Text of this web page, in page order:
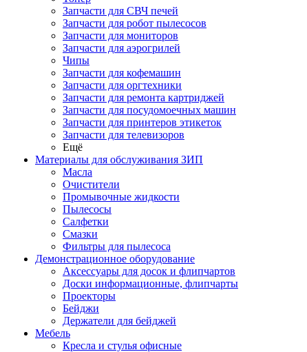
Запчасти для СВЧ печей
Запчасти для робот пылесосов
Запчасти для мониторов
Запчасти для аэрогрилей
Чипы
Запчасти для кофемашин
Запчасти для оргтехники
Запчасти для ремонта картриджей
Запчасти для посудомоечных машин
Запчасти для принтеров этикеток
Запчасти для телевизоров
Ещё
Материалы для обслуживания ЗИП
Масла
Очистители
Промывочные жидкости
Пылесосы
Салфетки
Смазки
Фильтры для пылесоса
Демонстрационное оборудование
Аксессуары для досок и флипчартов
Доски информационные, флипчарты
Проекторы
Бейджи
Держатели для бейджей
Мебель
Кресла и стулья офисные